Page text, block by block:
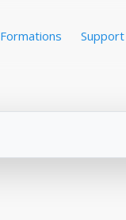
Formations Support